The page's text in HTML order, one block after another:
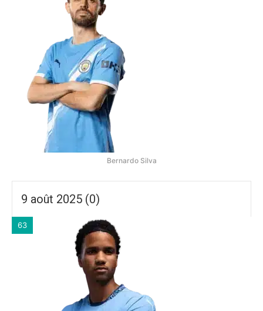
Bernardo Silva
9 août 2025 (0)
63